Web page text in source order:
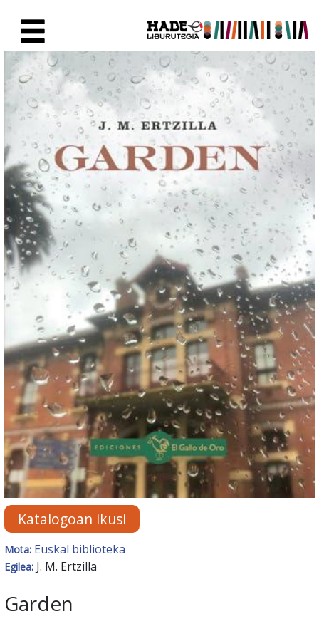
Eskuratu berriak Fitxa -
Katalogoan ikusi
Mota: Euskal biblioteka
Egilea: J. M. Ertzilla
Garden